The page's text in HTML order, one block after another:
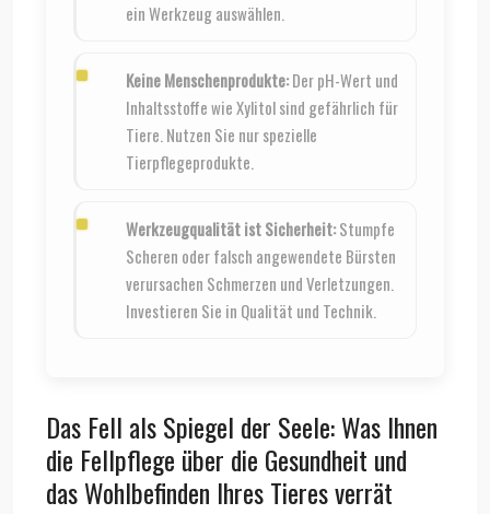
ein Werkzeug auswählen.
Keine Menschenprodukte:Der pH-Wert und
Inhaltsstoffe wie Xylitol sind gefährlich für
Tiere. Nutzen Sie nur spezielle
Tierpflegeprodukte.
Werkzeugqualität ist Sicherheit:Stumpfe
Scheren oder falsch angewendete Bürsten
verursachen Schmerzen und Verletzungen.
Investieren Sie in Qualität und Technik.
Das Fell als Spiegel der Seele: Was Ihnen
die Fellpflege über die Gesundheit und
das Wohlbefinden Ihres Tieres verrät